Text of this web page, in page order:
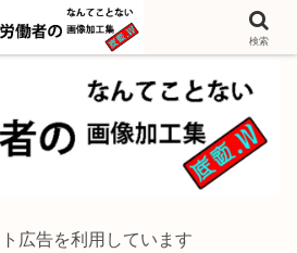
景写真をイラスト風に加工するブログ
広告を利用しています
検索